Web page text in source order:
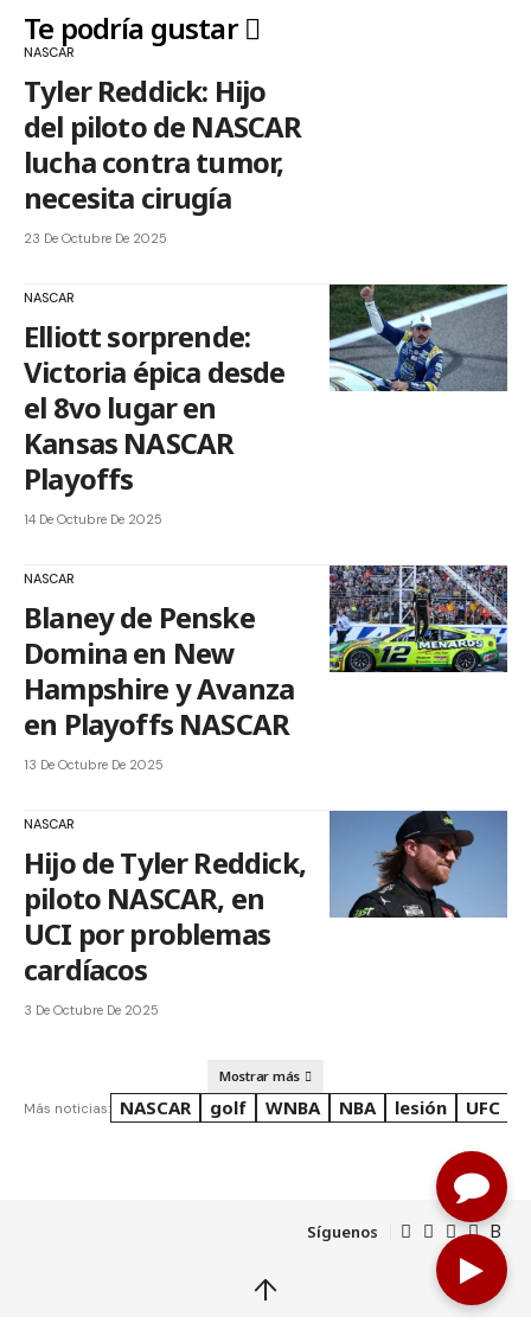
Te podría gustar
NASCAR
Tyler Reddick: Hijo
del piloto de NASCAR
lucha contra tumor,
necesita cirugía
23 De Octubre De 2025
NASCAR
Elliott sorprende:
Victoria épica desde
el 8vo lugar en
Kansas NASCAR
Playoffs
14 De Octubre De 2025
NASCAR
Blaney de Penske
Domina en New
Hampshire y Avanza
en Playoffs NASCAR
13 De Octubre De 2025
NASCAR
Hijo de Tyler Reddick,
piloto NASCAR, en
UCI por problemas
cardíacos
3 De Octubre De 2025
Mostrar más
Más noticias: NASCAR golf WNBA NBA lesión UFC
Síguenos
↑